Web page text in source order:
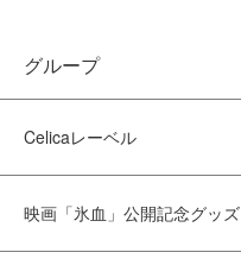
グループ
Celicaレーベル
映画「氷血」公開記念グッズ